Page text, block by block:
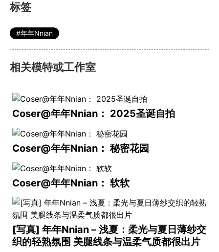
标签
年年Nnian
相关模特或工作室
Coser@年年Nnian： 2025圣诞自拍
Coser@年年Nnian： 秘密花园
Coser@年年Nnian： 软软
[写真] 年年Nnian – 浅夏：柔光与夏日薄纱交
织的轻熟氛围 美腿线条与温柔气质都很出片